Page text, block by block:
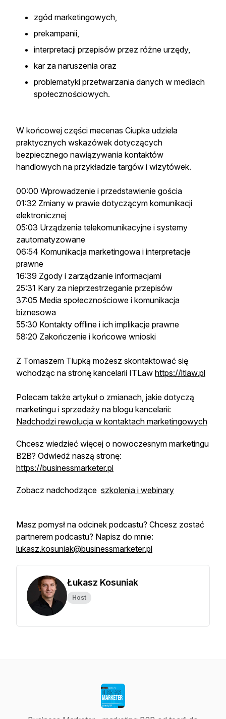
zgód marketingowych,
prekampanii,
interpretacji przepisów przez różne urzędy,
kar za naruszenia oraz
problematyki przetwarzania danych w mediach
społecznościowych.
W końcowej części mecenas Ciupka udziela
praktycznych wskazówek dotyczących
bezpiecznego nawiązywania kontaktów
handlowych na przykładzie targów i wizytówek.
00:00 Wprowadzenie i przedstawienie gościa
01:32 Zmiany w prawie dotyczącym komunikacji
elektronicznej
05:03 Urządzenia telekomunikacyjne i systemy
zautomatyzowane
06:54 Komunikacja marketingowa i interpretacje
prawne
16:39 Zgody i zarządzanie informacjami
25:31 Kary za nieprzestrzeganie przepisów
37:05 Media społecznościowe i komunikacja
biznesowa
55:30 Kontakty offline i ich implikacje prawne
58:20 Zakończenie i końcowe wnioski
Z Tomaszem Tiupką możesz skontaktować się
wchodząc na stronę kancelarii ITLaw https://ltlaw.pl
Polecam także artykuł o zmianach, jakie dotyczą
marketingu i sprzedaży na blogu kancelarii:
Nadchodzi rewolucja w kontaktach marketingowych
Chcesz wiedzieć więcej o nowoczesnym marketingu
B2B? Odwiedź naszą stronę:
https://businessmarketer.pl
Zobacz nadchodzące szkolenia i webinary
Masz pomysł na odcinek podcastu? Chcesz zostać
partnerem podcastu? Napisz do mnie:
lukasz.kosuniak@businessmarketer.pl
Łukasz Kosuniak
Host